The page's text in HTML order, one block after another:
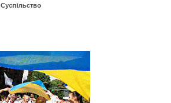
,Суспільство